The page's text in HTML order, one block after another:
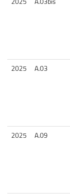
2025 A.03
2025 A.09